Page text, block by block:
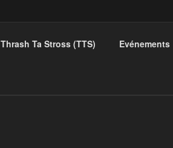
Thrash Ta Stross (TTS) Evénements